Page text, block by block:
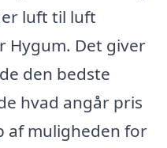
luft til luft
Hygum. Det giver
den bedste
hvad angår pris
af muligheden for